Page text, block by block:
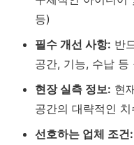
등)
필수 개선 사항: 반
공간, 기능, 수납
현장 실측 정보: 현
공간의 대략적인
선호하는 업체 조건: